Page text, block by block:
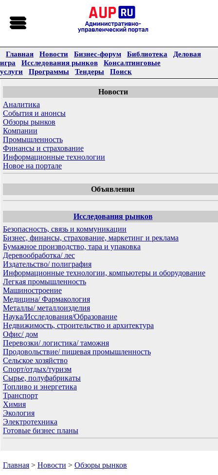
Главная Новости Бизнес-форум Библиотека
Деловая
игра
Исследования рынков
Консалтинговые
услуги
Программы Тендеры Поиск
Новости
Аналитика
События и анонсы
Обзоры рынков
Компании
Промышленность
Финансы и страхование
Информационные технологии
Новое на портале
Объявления
Исследования рынков
Безопасность, связь и коммуникации
Бизнес, финансы, страхование, маркетинг и реклама
Бумажное производство, тара и упаковка
Деревообработка/ лес
Издательство/ полиграфия
Информационные технологии, компьютеры и оборудование
Легкая промышленность
Машиностроение
Медицина/ Фармакология
Металлы/ металлоизделия
Наука/Исследования/Образование
Недвижимость, строительство и архитектура
Офис/ дом
Перевозки/ логистика/ таможня
Продовольствие/ пищевая промышленность
Сельское хозяйство
Спорт/отдых/туризм
Сырье, полуфабрикаты
Топливо и энергетика
Транспорт
Химия
Экология
Электротехника
Готовые бизнес планы
Главная > Новости > Обзоры рынков